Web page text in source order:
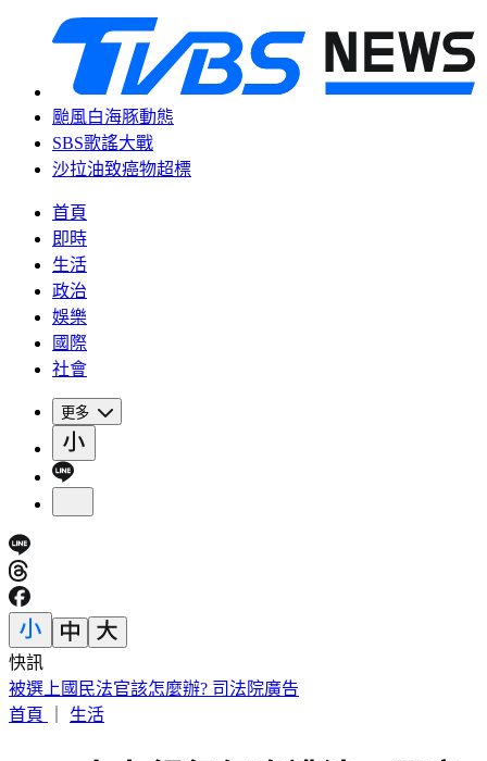
颱風白海豚動態
SBS歌謠大戰
沙拉油致癌物超標
首頁
即時
生活
政治
娛樂
國際
社會
更多
快訊
188萬《龍藏經》賣掉了！大戶不甩7折 店員爆「付現買原
價」